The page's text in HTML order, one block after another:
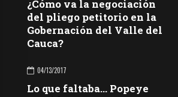
¿Cómo va la negociación
del pliego petitorio en la
Gobernación del Valle del
Cauca?
04/13/2017
Lo que faltaba… Popeye